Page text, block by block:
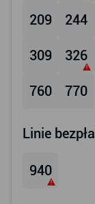
209 244
309 326
760 770
Linie
940